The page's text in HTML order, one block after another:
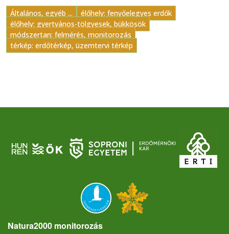
Általános, egyéb ...
élőhely: fenyőelegyes erdők
élőhely: gyertyános-tölgyesek, bükkösök
módszertan: felmérés, monitorozás
térkép: erdőtérkép, üzemtervi térkép
Natura2000 monitorozás